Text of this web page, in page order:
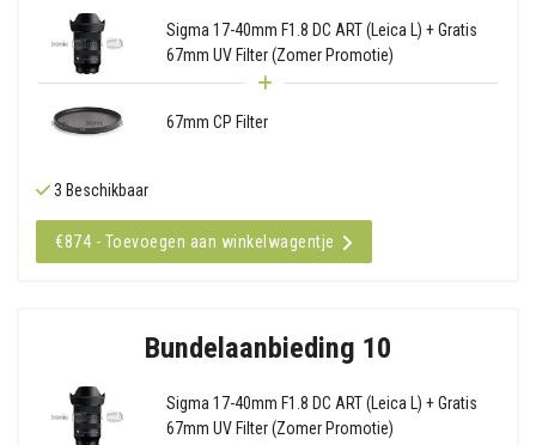
Sigma 17-40mm F1.8 DC ART (Leica L) + Gratis
67mm UV Filter (Zomer Promotie)
67mm CP Filter
3 Beschikbaar
€874 - Toevoegen aan winkelwagentje
Bundelaanbieding 10
Sigma 17-40mm F1.8 DC ART (Leica L) + Gratis
67mm UV Filter (Zomer Promotie)